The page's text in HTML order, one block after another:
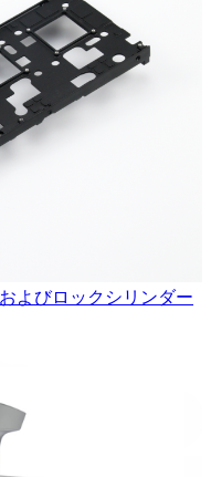
よびロックシリンダー